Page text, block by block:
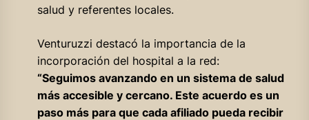
salud y referentes locales.
Venturuzzi destacó la importancia de la
incorporación del hospital a la red:
“Seguimos avanzando en un sistema de salud
más accesible y cercano. Este acuerdo es un
paso más para que cada afiliado pueda recibir